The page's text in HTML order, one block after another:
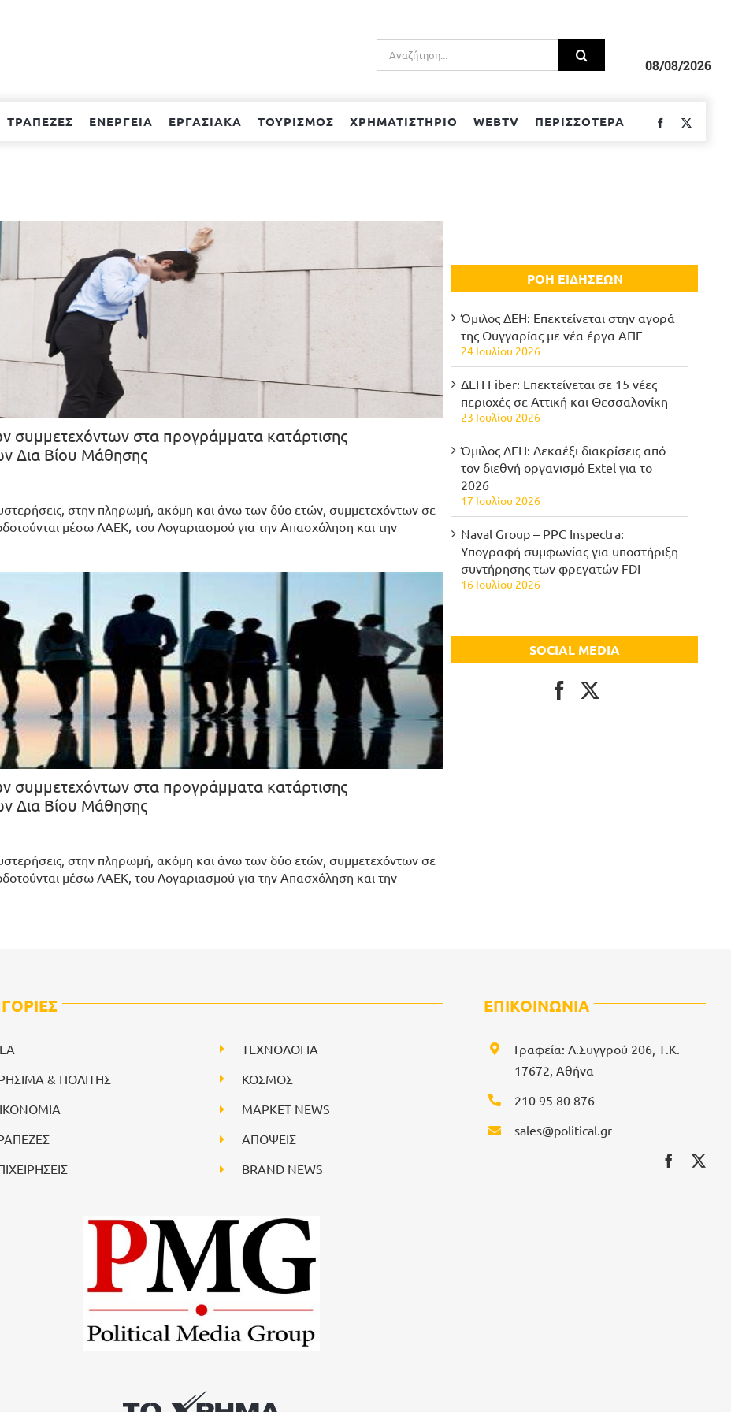
Αναζήτηση
για:
08/08/2026
ΤΡΑΠΕΖΕΣ ΕΝΕΡΓΕΙΑ ΕΡΓΑΣΙΑΚΑ ΤΟΥΡΙΣΜΟΣ ΧΡΗΜΑΤΙΣΤΗΡΙΟ WEBTV ΠΕΡΙΣΣΟΤΕΡΑ Facebook
συμμετεχόντων στα προγράμματα κατάρτισης
Δια Βίου Μάθησης
στην πληρωμή, ακόμη και άνω των δύο ετών, συμμετεχόντων σε
μέσω ΛΑΕΚ, του Λογαριασμού για την Απασχόληση και την
συμμετεχόντων στα προγράμματα κατάρτισης
Δια Βίου Μάθησης
στην πληρωμή, ακόμη και άνω των δύο ετών, συμμετεχόντων σε
μέσω ΛΑΕΚ, του Λογαριασμού για την Απασχόληση και την
ΡΟΗ ΕΙΔΗΣΕΩΝ
Όμιλος ΔΕΗ: Επεκτείνεται στην αγορά
της Ουγγαρίας με νέα έργα ΑΠΕ
24 Ιουλίου 2026
ΔΕΗ Fiber: Επεκτείνεται σε 15 νέες
περιοχές σε Αττική και Θεσσαλονίκη
23 Ιουλίου 2026
Όμιλος ΔΕΗ: Δεκαέξι διακρίσεις από
τον διεθνή οργανισμό Extel για το
2026
17 Ιουλίου 2026
Naval Group – PPC Inspectra:
Υπογραφή συμφωνίας για υποστήριξη
συντήρησης των φρεγατών FDI
16 Ιουλίου 2026
SOCIAL MEDIA
& ΠΟΛΙΤΗΣ
ΤΕΧΝΟΛΟΓΙΑ
ΚΟΣΜΟΣ
ΜΑΡΚΕΤ NEWS
ΑΠΟΨΕΙΣ
BRAND NEWS
ΕΠΙΚΟΙΝΩΝΙΑ
Γραφεία: Λ.Συγγρού 206, Τ.Κ.
17672, Αθήνα
210 95 80 876
sales@political.gr